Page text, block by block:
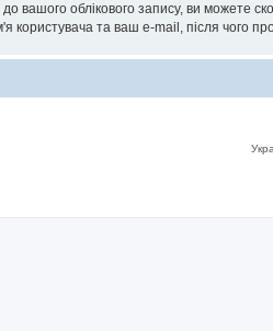
вашого облікового запису, ви можете
користувача та ваш e-mail, після чого